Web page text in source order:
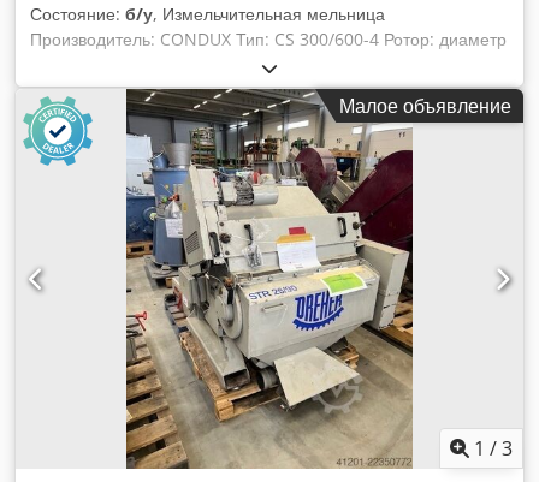
Состояние: б/у, Измельчительная мельница
Производитель: CONDUX Тип: CS 300/600-4 Ротор: диаметр
300 мм x ширина 600 мм 3 ротора ножа, открытый ротор
Csdpjzmc S Hefx Ad Ssha Корпус с 4 статическими ножами
С приводным двигателем 30 кВт
Малое объявление
1 /3